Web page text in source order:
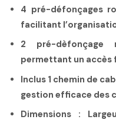
4 pré-défonçages
facilitant
2 pré-dèfonçage
permettant un accès
Inclus 1 chemin de
gestion efficace des
Dimensions :